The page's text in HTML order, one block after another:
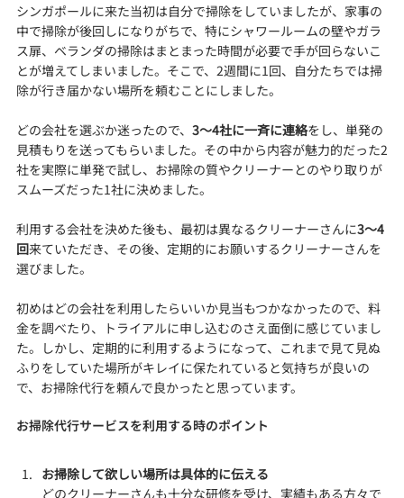
シンガポールに来た当初は自分で掃除をしていましたが、家事の
中で掃除が後回しになりがちで、特にシャワールームの壁やガラ
ス扉、ベランダの掃除はまとまった時間が必要で手が回らないこ
とが増えてしまいました。そこで、2週間に1回、自分たちでは掃
除が行き届かない場所を頼むことにしました。
どの会社を選ぶか迷ったので、 3～4社に一斉に連絡をし、単発の
見積もりを送ってもらいました。その中から内容が魅力的だった2
社を実際に単発で試し、お掃除の質やクリーナーとのやり取りが
スムーズだった1社に決めました。
利用する会社を決めた後も、最初は異なるクリーナーさんに3～4
回来ていただき、その後、定期的にお願いするクリーナーさんを
選びました。
初めはどの会社を利用したらいいか見当もつかなかったので、料
金を調べたり、トライアルに申し込むのさえ面倒に感じていまし
た。しかし、定期的に利用するようになって、これまで見て見ぬ
ふりをしていた場所がキレイに保たれていると気持ちが良いの
で、お掃除代行を頼んで良かったと思っています。
お掃除代行サービスを利用する時のポイント
お掃除して欲しい場所は具体的に伝える
どのクリーナーさんも十分な研修を受け、実績もある方々で